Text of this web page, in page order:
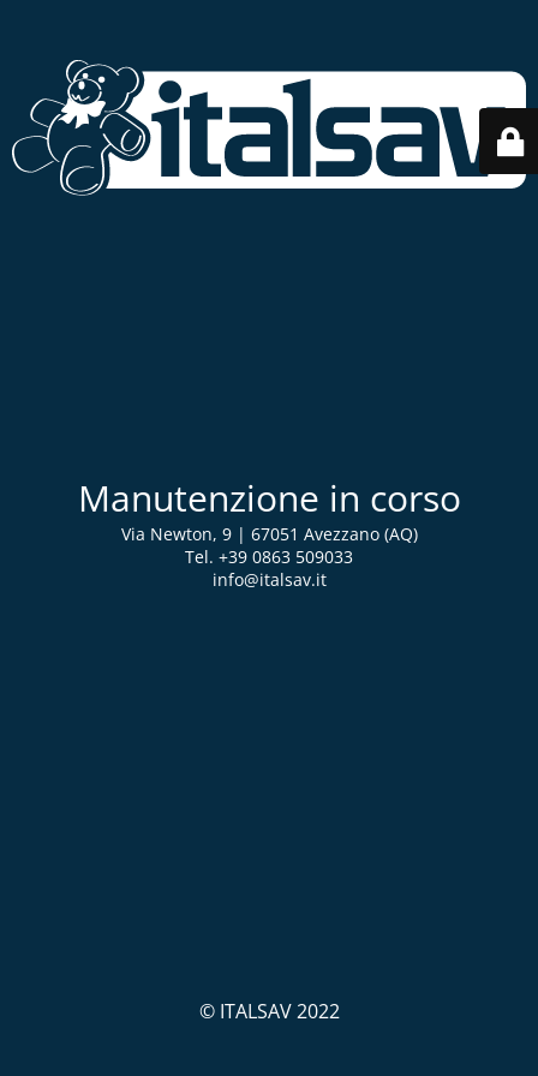
Manutenzione in corso
Via Newton, 9 | 67051 Avezzano (AQ)
Tel. +39 0863 509033
info@italsav.it
© ITALSAV 2022